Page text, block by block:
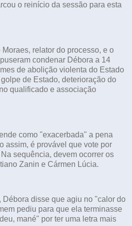
o reinício da sessão para esta
relator do processo, e o
condenar Débora a 14
de abolição violenta do Estado
de Estado, deterioração do
qualificado e associação
como "exacerbada" a pena
assim, é provável que vote por
sequência, devem ocorrer os
Zanin e Cármen Lúcia.
Débora disse que agiu no "calor do
pediu para que ela terminasse
mané" por ter uma letra mais